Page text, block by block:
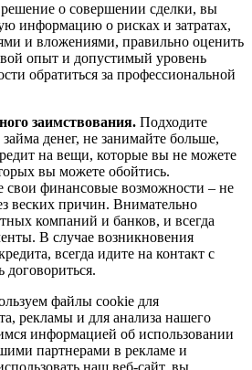
о совершении сделки, вы
информацию о рисках и затратах,
и вложениями, правильно оценить
опыт и допустимый уровень
обратиться за профессиональной
заимствования. Подходите
денег, не занимайте больше,
на вещи, которые вы не можете
вы можете обойтись.
свои финансовые возможности – не
веских причин. Внимательно
компаний и банков, и всегда
В случае возникновения
всегда идите на контакт с
договориться.
файлы cookie для
рекламы и для анализа нашего
информацией об использовании
партнерами в рекламе и